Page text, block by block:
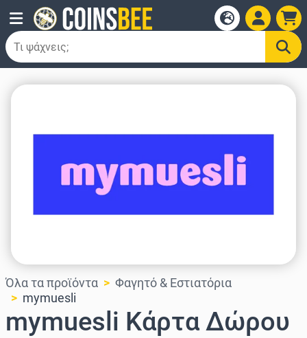
Όλα τα προϊόντα
Φαγητό & Εστιατόρια
mymuesli
mymuesli Κάρτα Δώρου